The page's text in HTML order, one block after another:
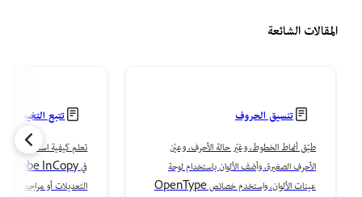
المقالات الشائعة
تنسيق الحروف
طبّق أنماط الخطوط، وغيّر حالة الأحرف، وعيّن
الأحرف الصغيرة، وأضف الألوان باستخدام لوحة
عينات الألوان، واستخدم خصائص OpenType
تتبع التغييرات
التعديلات أو مراجعتها أو